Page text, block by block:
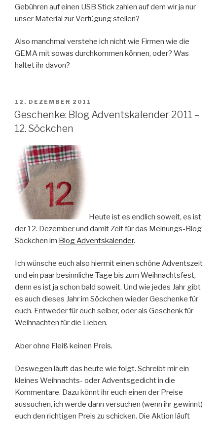
Gebühren auf einen USB Stick zahlen auf dem wir ja nur
unser Material zur Verfügung stellen?
Also manchmal verstehe ich nicht wie Firmen wie die
GEMA mit sowas durchkommen können, oder? Was
haltet ihr davon?
VERÖFFENTLICHT
AM
12. DEZEMBER 2011
Geschenke: Blog Adventskalender 2011 –
12. Söckchen
Heute ist es endlich soweit, es ist
der 12. Dezember und damit Zeit für das Meinungs-Blog
Söckchen im Blog Adventskalender.
Ich wünsche euch also hiermit einen schöne Adventszeit
und ein paar besinnliche Tage bis zum Weihnachtsfest,
denn es ist ja schon bald soweit. Und wie jedes Jahr gibt
es auch dieses Jahr im Söckchen wieder Geschenke für
euch. Entweder für euch selber, oder als Geschenk für
Weihnachten für die Lieben.
Aber ohne Fleiß keinen Preis.
Deswegen läuft das heute wie folgt. Schreibt mir ein
kleines Weihnachts- oder Adventsgedicht in die
Kommentare. Dazu könnt ihr euch einen der Preise
aussuchen, ich werde dann versuchen (wenn ihr gewinnt)
euch den richtigen Preis zu schicken. Die Aktion läuft